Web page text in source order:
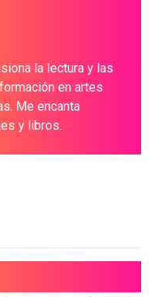
la lectura y las
en artes
Me encanta
y libros.